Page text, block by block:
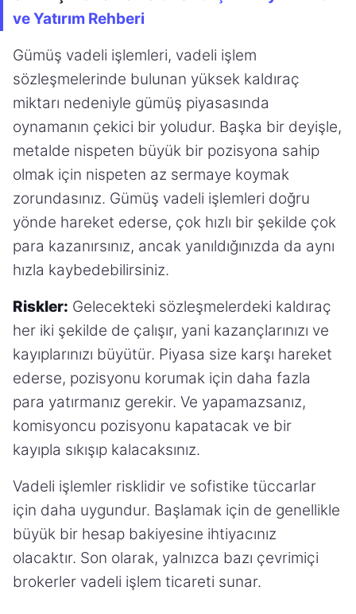
ve Yatırım Rehberi
Gümüş vadeli işlemleri, vadeli işlem
sözleşmelerinde bulunan yüksek kaldıraç
miktarı nedeniyle gümüş piyasasında
oynamanın çekici bir yoludur. Başka bir deyişle,
metalde nispeten büyük bir pozisyona sahip
olmak için nispeten az sermaye koymak
zorundasınız. Gümüş vadeli işlemleri doğru
yönde hareket ederse, çok hızlı bir şekilde çok
para kazanırsınız, ancak yanıldığınızda da aynı
hızla kaybedebilirsiniz.
Riskler: Gelecekteki sözleşmelerdeki kaldıraç
her iki şekilde de çalışır, yani kazançlarınızı ve
kayıplarınızı büyütür. Piyasa size karşı hareket
ederse, pozisyonu korumak için daha fazla
para yatırmanız gerekir. Ve yapamazsanız,
komisyoncu pozisyonu kapatacak ve bir
kayıpla sıkışıp kalacaksınız.
Vadeli işlemler risklidir ve sofistike tüccarlar
için daha uygundur. Başlamak için de genellikle
büyük bir hesap bakiyesine ihtiyacınız
olacaktır. Son olarak, yalnızca bazı çevrimiçi
brokerler vadeli işlem ticareti sunar.